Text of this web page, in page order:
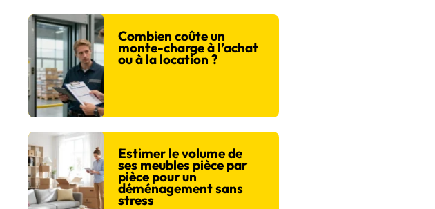
Combien coûte un
monte-charge à l’achat
ou à la location ?
Estimer le volume de
ses meubles pièce par
pièce pour un
déménagement sans
stress